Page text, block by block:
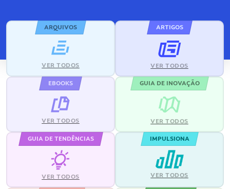
ARQUIVOS
VER TODOS
ARTIGOS
VER TODOS
EBOOKS
VER TODOS
GUIA DE INOVAÇÃO
VER TODOS
GUIA DE TENDÊNCIAS
VER TODOS
IMPULSIONA
VER TODOS